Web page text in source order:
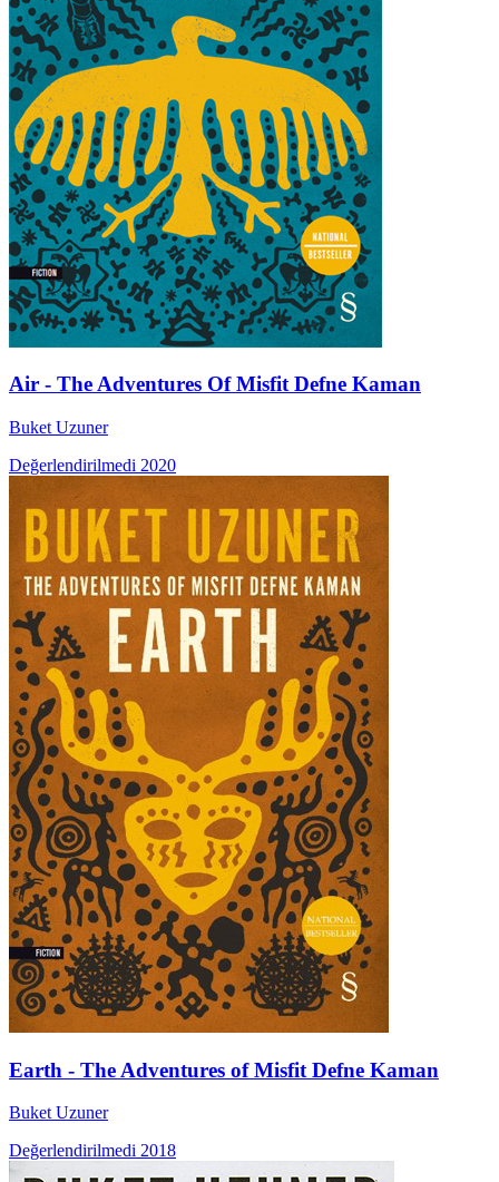
Air - The Adventures Of Misfit Defne Kaman
Buket Uzuner
Değerlendirilmedi 2020
Earth - The Adventures of Misfit Defne Kaman
Buket Uzuner
Değerlendirilmedi 2018